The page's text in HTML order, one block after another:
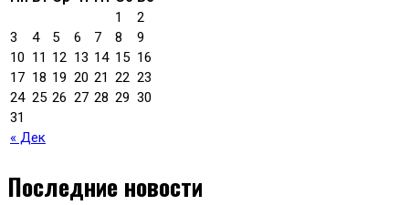
« Дек
1
2
3
4 5 6 7 8
9
10 11 12 13 14 15 16
17 18 19 20 21 22 23
24 25 26 27 28 29 30
31
Последние новости